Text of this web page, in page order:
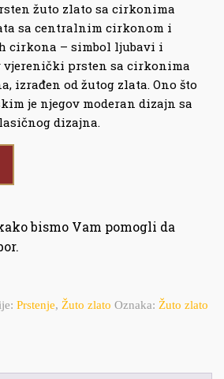
žuto zlato sa cirkonima
sa centralnim cirkonom i
cirkona – simbol ljubavi i
vjerenički prsten sa cirkonima
izrađen od žutog zlata. Ono što
je njegov moderan dizajn sa
dizajna.
bismo Vam pomogli da
Prstenje, Žuto zlato Oznaka: Žuto zlato